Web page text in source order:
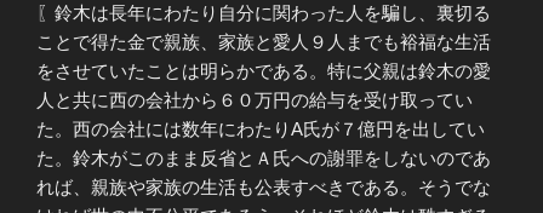
〖鈴木は長年にわたり自分に関わった人を騙し、裏切る
ことで得た金で親族、家族と愛人９人までも裕福な生活
をさせていたことは明らかである。特に父親は鈴木の愛
人と共に西の会社から６０万円の給与を受け取ってい
た。西の会社には数年にわたりA氏が７億円を出してい
た。鈴木がこのまま反省とＡ氏への謝罪をしないのであ
れば、親族や家族の生活も公表すべきである。そうでな